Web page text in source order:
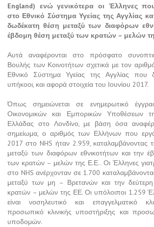
England) ενώ γενικότερα οι Έλληνες
στο Εθνικό Σύστημα Υγείας της Αγγλίας
δωδέκατη θέση μεταξύ των διαφόρων
έβδομη θέση μεταξύ των κρατών – μελών
Αυτά αναφέρονται στο πρόσφατο
Βουλής των Κοινοτήτων σχετικά με τον
Εθνικό Σύστημα Υγείας της Αγγλίας που
υπήκοοι, και αφορά στοιχεία του Ιουνίου 2017.
Όπως σημειώνεται σε ενημερωτικό
Οικονομικών και Εμπορικών Υποθέσεων
Ελλάδας στο Λονδίνο, με βάση όσα
σημείωμα, ο αριθμός των Ελλήνων που
2017 στο NHS ήταν 2.959, καταλαμβάνοντας
μεταξύ των διαφόρων εθνικοτήτων και την
των κρατών – μελών της Ε.Ε.. Οι Έλληνες
στο NHS ανέρχονταν σε 1.700
μεταξύ των μη – Βρετανών και την
κρατών – μελών της ΕΕ. Οι υπόλοιποι 1.259
είναι νοσηλευτικό και επαγγελματικό
προσωπικό κλινικής υποστήριξης και
υποδομών.